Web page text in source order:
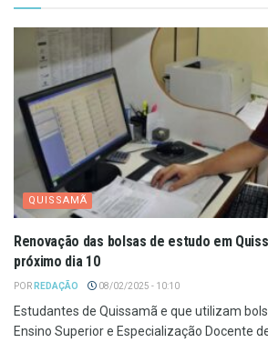
QUISSAMÃ
Renovação das bolsas de estudo em
próximo dia 10
POR REDAÇÃO 08/02/2025 - 10:10
Estudantes de Quissamã e que utilizam
Ensino Superior e Especialização Docente